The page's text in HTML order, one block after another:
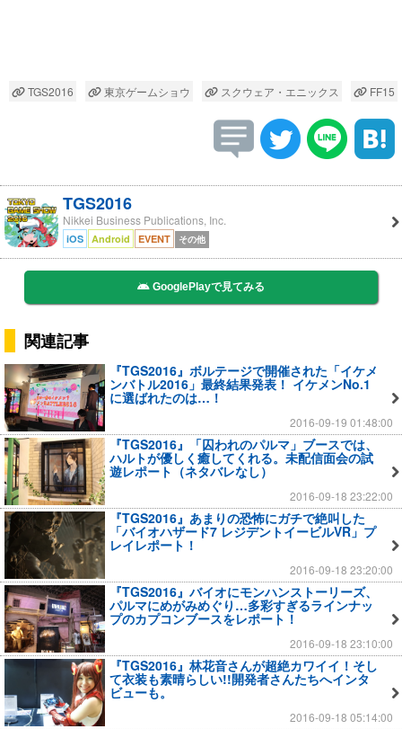
TGS2016 東京ゲームショウ スクウェア・エニックス FF15
TGS2016
Nikkei Business Publications, Inc.
iOS Android EVENT その他
GooglePlayで見てみる
関連記事
『TGS2016』ボルテージで開催された「イケメ
ンバトル2016」最終結果発表！ イケメンNo.1
に選ばれたのは…！
2016-09-19 01:48:00
『TGS2016』「囚われのパルマ」ブースでは、
ハルトが優しく癒してくれる。未配信面会の試
遊レポート（ネタバレなし）
2016-09-18 23:22:00
『TGS2016』あまりの恐怖にガチで絶叫した
「バイオハザード7 レジデントイービルVR」プ
レイレポート！
2016-09-18 23:20:00
『TGS2016』バイオにモンハンストーリーズ、
パルマにめがみめぐり…多彩すぎるラインナッ
プのカプコンブースをレポート！
2016-09-18 23:10:00
『TGS2016』林花音さんが超絶カワイイ！そし
て衣装も素晴らしい!!開発者さんたちへインタ
ビューも。
2016-09-18 05:14:00